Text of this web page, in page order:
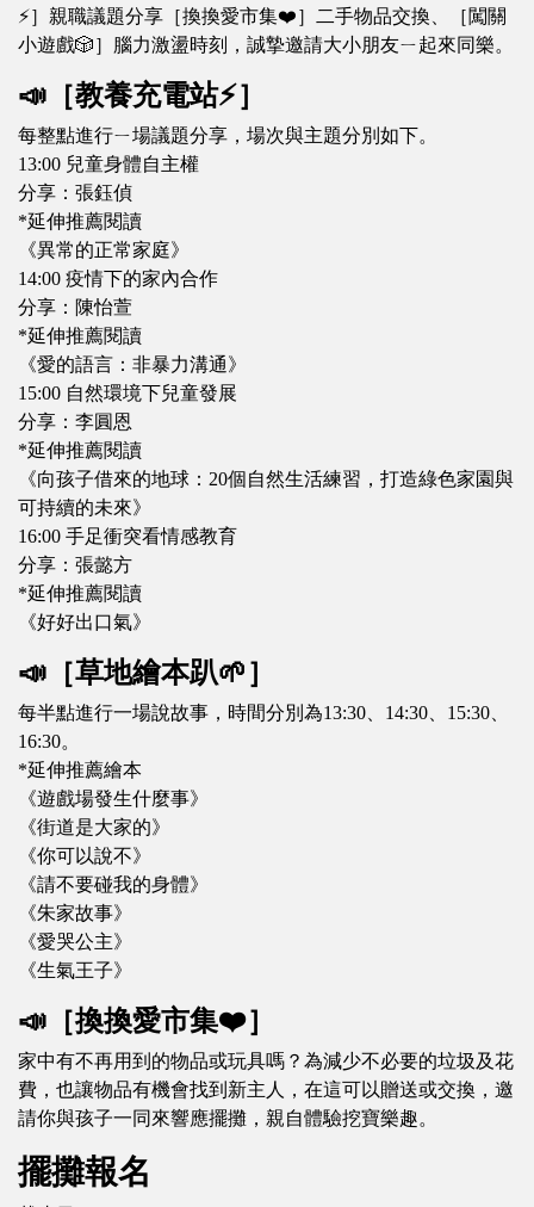
⚡］親職議題分享［換換愛市集❤️］二手物品交換、［闖關
小遊戲🎲］腦力激盪時刻，誠摯邀請大小朋友ㄧ起來同樂。
📣［教養充電站⚡］
每整點進行ㄧ場議題分享，場次與主題分別如下。
13:00 兒童身體自主權
分享：張鈺偵
*延伸推薦閱讀
《異常的正常家庭》
14:00 疫情下的家內合作
分享：陳怡萱
*延伸推薦閱讀
《愛的語言：非暴力溝通》
15:00 自然環境下兒童發展
分享：李圓恩
*延伸推薦閱讀
《向孩子借來的地球：20個自然生活練習，打造綠色家園與
可持續的未來》
16:00 手足衝突看情感教育
分享：張懿方
*延伸推薦閱讀
《好好出口氣》
📣［草地繪本趴🌱］
每半點進行一場說故事，時間分別為13:30、14:30、15:30、
16:30。
*延伸推薦繪本
《遊戲場發生什麼事》
《街道是大家的》
《你可以說不》
《請不要碰我的身體》
《朱家故事》
《愛哭公主》
《生氣王子》
📣［換換愛市集❤️］
家中有不再用到的物品或玩具嗎？為減少不必要的垃圾及花
費，也讓物品有機會找到新主人，在這可以贈送或交換，邀
請你與孩子一同來響應擺攤，親自體驗挖寶樂趣。
擺攤報名